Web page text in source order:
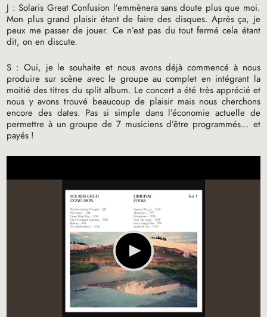
J : Solaris Great Confusion l’emmènera sans doute plus que moi.
Mon plus grand plaisir étant de faire des disques. Après ça, je
peux me passer de jouer. Ce n’est pas du tout fermé cela étant
dit, on en discute.
S : Oui, je le souhaite et nous avons déjà commencé à nous
produire sur scène avec le groupe au complet en intégrant la
moitié des titres du split album. Le concert a été très apprécié et
nous y avons trouvé beaucoup de plaisir mais nous cherchons
encore des dates. Pas si simple dans l’économie actuelle de
permettre à un groupe de 7 musiciens d’être programmés… et
payés !